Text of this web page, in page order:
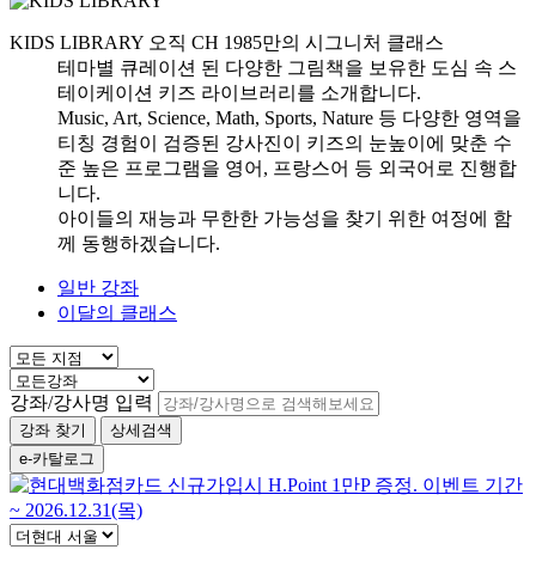
KIDS LIBRARY 오직 CH 1985만의 시그니처 클래스
테마별 큐레이션 된 다양한 그림책을 보유한 도심 속 스
테이케이션 키즈 라이브러리를 소개합니다.
Music, Art, Science, Math, Sports, Nature 등 다양한 영역을
티칭 경험이 검증된 강사진이 키즈의 눈높이에 맞춘 수
준 높은 프로그램을 영어, 프랑스어 등 외국어로 진행합
니다.
아이들의 재능과 무한한 가능성을 찾기 위한 여정에 함
께 동행하겠습니다.
일반 강좌
이달의 클래스
강좌/강사명 입력
강좌 찾기
상세검색
e-카탈로그